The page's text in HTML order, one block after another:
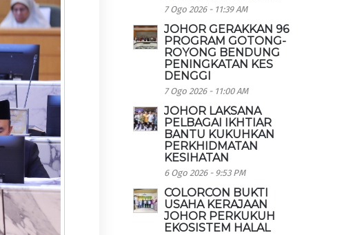
7 Ogo 2026 - 11:39 AM
JOHOR GERAKKAN 96
PROGRAM GOTONG-
ROYONG BENDUNG
PENINGKATAN KES
DENGGI
7 Ogo 2026 - 11:00 AM
JOHOR LAKSANA
PELBAGAI IKHTIAR
BANTU KUKUHKAN
PERKHIDMATAN
KESIHATAN
6 Ogo 2026 - 9:53 PM
COLORCON BUKTI
USAHA KERAJAAN
JOHOR PERKUKUH
EKOSISTEM HALAL